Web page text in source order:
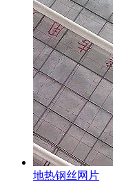
地热钢丝网片